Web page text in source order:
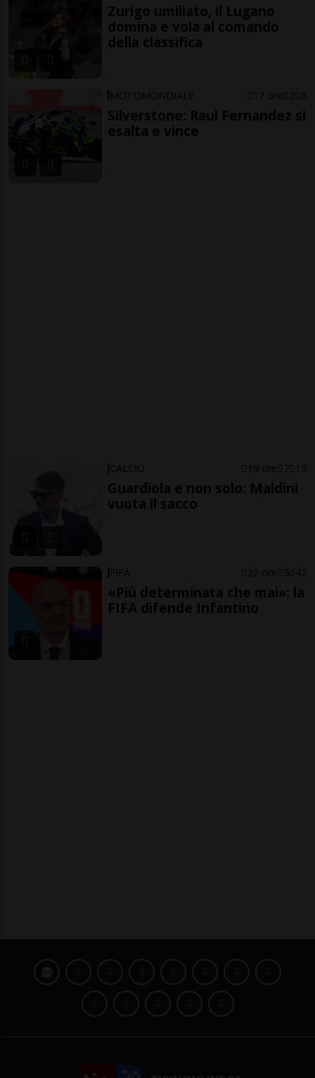
Zurigo umiliato, il Lugano
domina e vola al comando
della classifica
MOTOMONDIALE 17 ore 2 8
Silverstone: Raul Fernandez si
esalta e vince
CALCIO 19 ore 7 15
Guardiola e non solo: Maldini
vuota il sacco
FIFA 22 ore 5 42
«Più determinata che mai»: la
FIFA difende Infantino